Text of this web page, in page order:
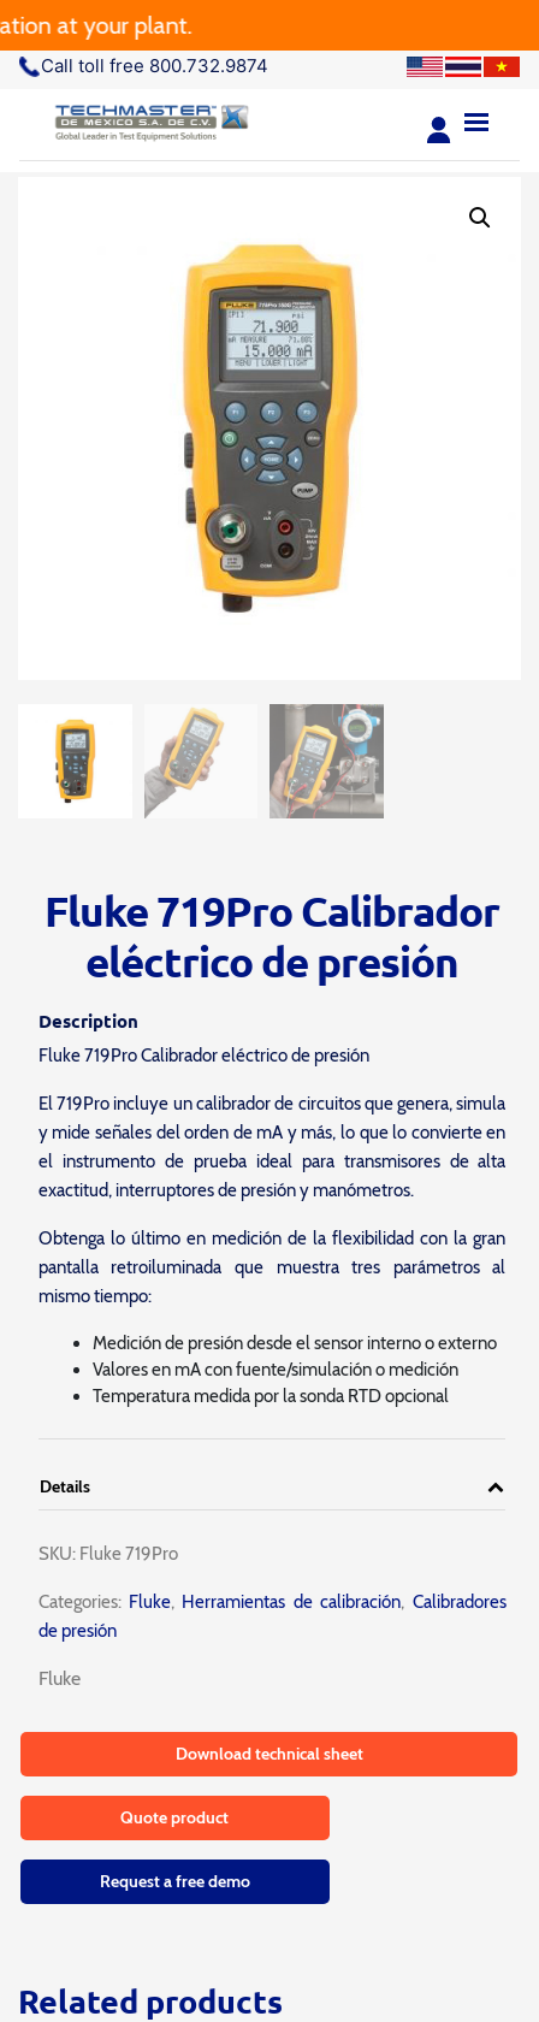
at your plant.
Call toll free 800.732.9874
Fluke 719Pro Calibrador
eléctrico de presión
Description
Fluke 719Pro Calibrador eléctrico de presión
El 719Pro incluye un calibrador de circuitos que genera, simula
y mide señales del orden de mA y más, lo que lo convierte en
el instrumento de prueba ideal para transmisores de alta
exactitud, interruptores de presión y manómetros.
Obtenga lo último en medición de la flexibilidad con la gran
pantalla retroiluminada que muestra tres parámetros al
mismo tiempo:
Medición de presión desde el sensor interno o externo
Valores en mA con fuente/simulación o medición
Temperatura medida por la sonda RTD opcional
Details
SKU: Fluke 719Pro
Categories:Fluke, Herramientas de calibración, Calibradores
de presión
Fluke
Download technical sheet
Quote product
Request a free demo
Related products